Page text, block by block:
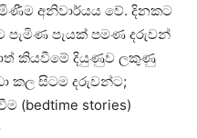
අනිවාර්යය වේ. දිනකට
පැමිණ පැයක් පමණ දරුවන්
කියවීමේ දියුණුව ලකුණු
කල සිටම දරුවන්ට;
(bedtime stories)